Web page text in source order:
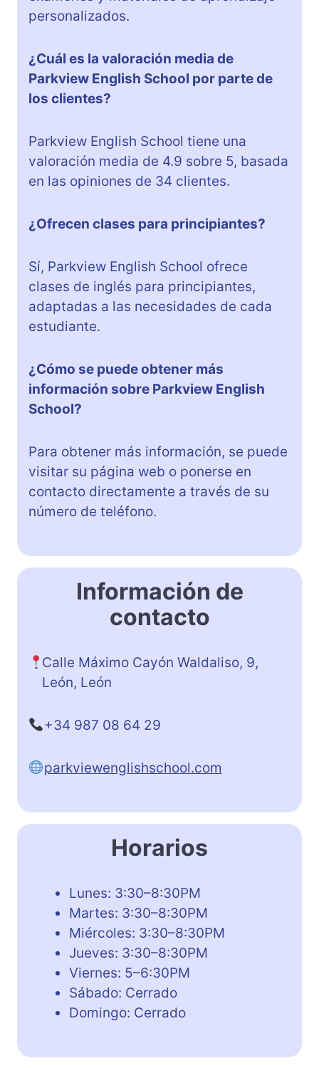
personalizados.
¿Cuál es la valoración media de
Parkview English School por parte de
los clientes?
Parkview English School tiene una
valoración media de 4.9 sobre 5, basada
en las opiniones de 34 clientes.
¿Ofrecen clases para principiantes?
Sí, Parkview English School ofrece
clases de inglés para principiantes,
adaptadas a las necesidades de cada
estudiante.
¿Cómo se puede obtener más
información sobre Parkview English
School?
Para obtener más información, se puede
visitar su página web o ponerse en
contacto directamente a través de su
número de teléfono.
Información de
contacto
Calle Máximo Cayón Waldaliso, 9,
León, León
+34 987 08 64 29
parkviewenglishschool.com
Horarios
Lunes: 3:30–8:30PM
Martes: 3:30–8:30PM
Miércoles: 3:30–8:30PM
Jueves: 3:30–8:30PM
Viernes: 5–6:30PM
Sábado: Cerrado
Domingo: Cerrado